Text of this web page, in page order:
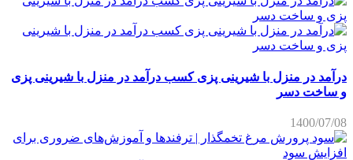
درآمد در منزل با شیرینی پزی کسب درآمد در منزل با شیرینی پزی
و ساخت دسر
1400/07/08